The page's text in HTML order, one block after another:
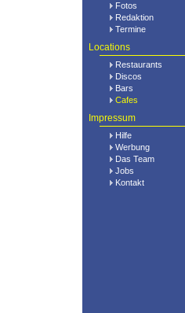
Fotos
Redaktion
Termine
Locations
Restaurants
Discos
Bars
Cafes
Impressum
Hilfe
Werbung
Das Team
Jobs
Kontakt